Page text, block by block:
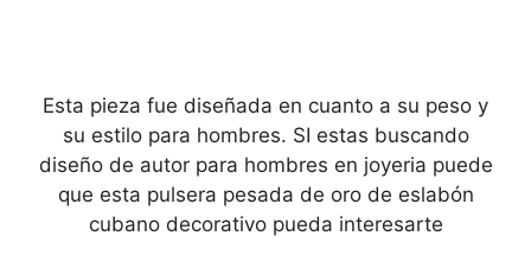
Esta pieza fue diseñada en cuanto a su peso y
su estilo para hombres. SI estas buscando
diseño de autor para hombres en joyeria puede
que esta pulsera pesada de oro de eslabón
cubano decorativo pueda interesarte